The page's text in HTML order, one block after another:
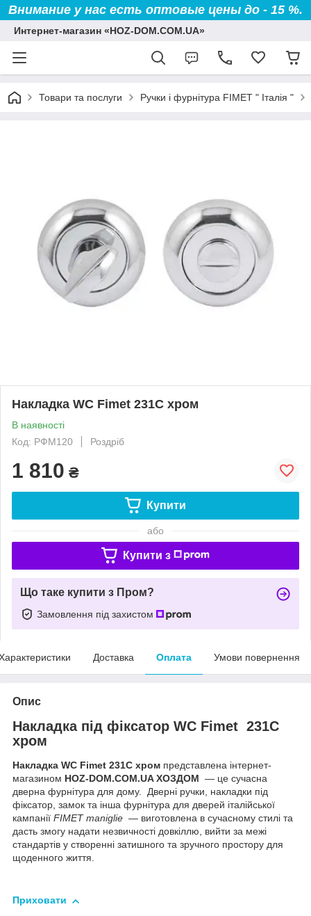
Внимание у нас есть оптовые цены до - 15 %.
Интернет-магазин «HOZ-DOM.COM.UA»
Товари та послуги Ручки і фурнітура FIMET " Італія "
Накладка WC Fimet 231C хром
В наявності
Код: РФМ120
Роздріб
1 810 ₴
Купити
або
Купити з
Що таке купити з Пром?
Замовлення під захистом
Доставка Оплата Умови повернення
Опис
Накладка під фіксатор WC Fimet 231C
хром
Накладка WC Fimet 231C хром представлена інтернет-
магазином HOZ-DOM.COM.UA ХОЗДОМ — це сучасна
дверна фурнітура для дому. Дверні ручки, накладки під
фіксатор, замок та інша фурнітура для дверей італійської
кампанії FIMET maniglie — виготовлена в сучасному стилі та
дасть змогу надати незвичності довкіллю, вийти за межі
стандартів у створенні затишного та зручного простору для
щоденного життя.
Приховати